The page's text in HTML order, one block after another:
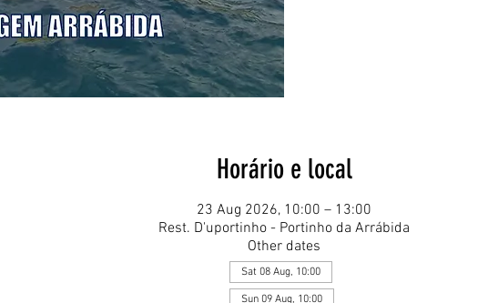
Horário e local
23 Aug 2026, 10:00 – 13:00
Rest. D'uportinho - Portinho da Arrábida
Other dates
Sat 08 Aug, 10:00
Sun 09 Aug, 10:00